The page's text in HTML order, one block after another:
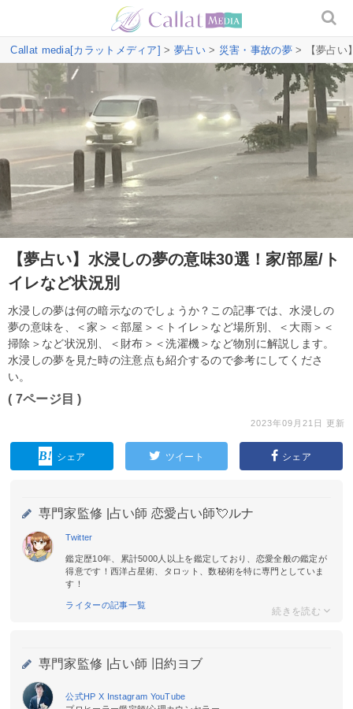
Callat media[カラットメディア] > 夢占い> 災害・事故の夢> 【夢占い
【夢占い】水浸しの夢の意味30選！家/部屋/ト
イレなど状況別
水浸しの夢は何の暗示なのでしょうか？この記事では、水浸しの
夢の意味を、＜家＞＜部屋＞＜トイレ＞など場所別、＜大雨＞＜
掃除＞など状況別、＜財布＞＜洗濯機＞など物別に解説します。
水浸しの夢を見た時の注意点も紹介するので参考にしてくださ
い。
( 7ページ目 )
2023年09月21日 更新
シェア ツイート シェア
専門家監修 | 占い師 恋愛占い師💘ルナ
Twitter
鑑定歴10年、累計5000人以上を鑑定しており、恋愛全般の鑑定が
得意です！西洋占星術、タロット、数秘術を特に専門としていま
す！
ライターの記事一覧
専門家監修 | 占い師 旧約ヨブ
公式HP X Instagram YouTube